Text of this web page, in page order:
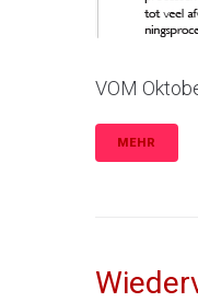
VOM
MEHR